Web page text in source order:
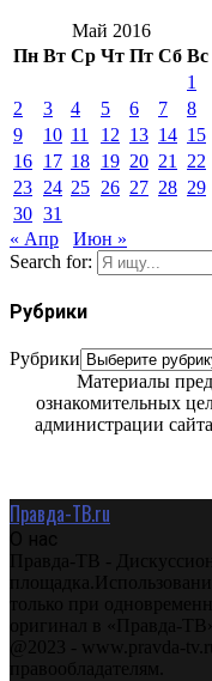
Май 2016
Пн Вт Ср Чт Пт Сб Вс
1
2
3 4 5 6 7
8
9
10 11 12 13 14 15
16 17 18 19 20 21
22
23 24 25 26 27 28 29
30 31
« Апр
Июн »
Search for:
Рубрики
Рубрики
Материалы
ознакомительных
администрации
Правда-ТВ.ru
О нас
Правда-ТВ -
только при
оригинал в «Правда-ТВ»
@2023 - www.pravda-
правообладателям.